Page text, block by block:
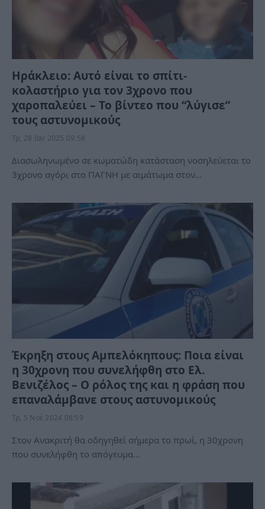
Ηράκλειο: Αυτό είναι το σπίτι-
κολαστήριο για τον 3χρονο που
χαροπαλεύει – Το βίντεο που “λύγισε”
τους αστυνομικούς
Τρ, 28 Ιαν 2025 09:58
Διασωληνωμένο σε κωματώδη κατάσταση νοσηλεύεται το
3χρονο αγόρι στο ΠΑΓΝΗ με αιμάτωμα στον…
Έκρηξη στους Αμπελόκηπους: Ποια είναι
η 30χρονη που συνελήφθη στο Ελ.
Βενιζέλος – Ο ρόλος της και η φράση που
επαναλάμβανε στους αστυνομικούς
Τρ, 5 Νοέ 2024 08:59
Στον Ανακριτή θα οδηγηθεί σήμερα το πρωί, η 30χρονη
που συνελήφθη το απόγευμα…